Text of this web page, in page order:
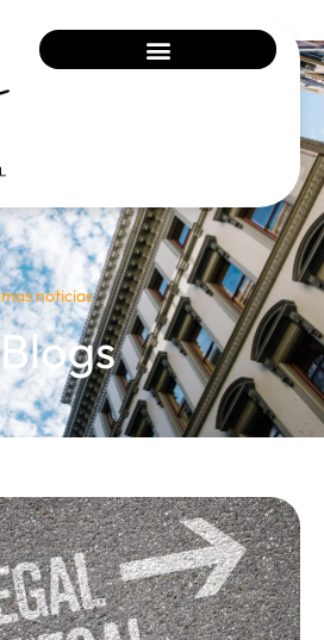
noticias
Blogs